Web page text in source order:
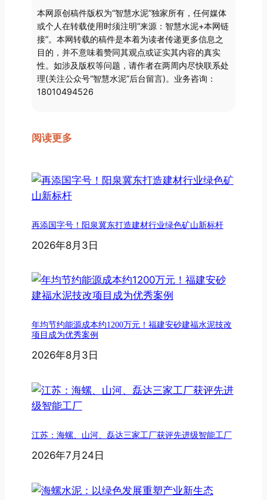
本网原创稿件版权为“智慧水泥”独家所有，任何媒体
或个人在转载使用时须注明“来源：智慧水泥+本网链
接”。本网转载的稿件是本着为读者传递更多信息之
目的，并不意味着赞同其观点或证实其内容的真实
性。如涉及版权等问题，请作者在两周内尽快联系处
理(关注公众号“智慧水泥”后台留言)。业务咨询：
18010494526
阅读更多
再添国字号！阳泉冀东打造建材行业绿色矿山新标杆
2026年8月3日
年均节约能源成本约1200万元！福建安砂建福水泥技改
项目成为优秀案例
2026年8月3日
江苏：海螺、山河、磊达三家工厂获评先进级智能工厂
2026年7月24日